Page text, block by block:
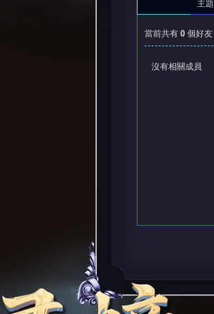
主題
當前共有 0個好友
沒有相關成員